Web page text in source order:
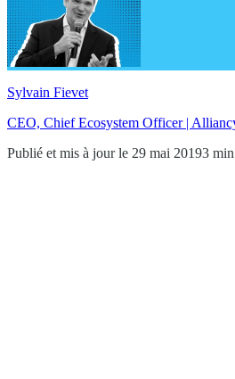
Sylvain Fievet
CEO, Chief Ecosystem Officer |
Publié et mis à jour le 29 mai 20193